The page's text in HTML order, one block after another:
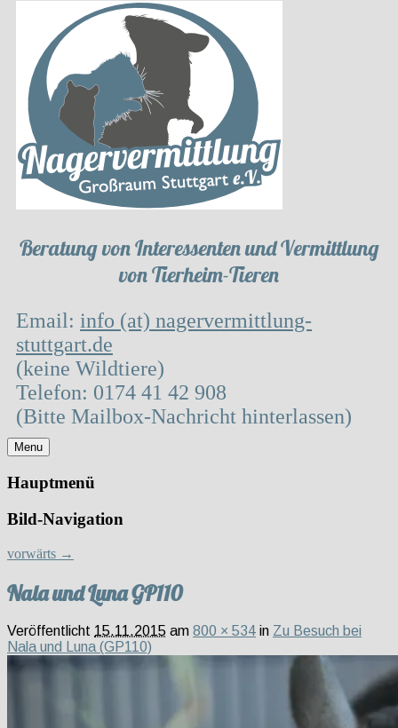
Beratung von Interessenten und Vermittlung
von Tierheim-Tieren
Email: info (at) nagervermittlung-
stuttgart.de
(keine Wildtiere)
Telefon: 0174 41 42 908
(Bitte Mailbox-Nachricht hinterlassen)
Menu
Hauptmenü
Bild-Navigation
vorwärts →
Nala und Luna GP110
Veröffentlicht 15.11.2015 am 800 × 534 in Zu Besuch bei
Nala und Luna (GP110)